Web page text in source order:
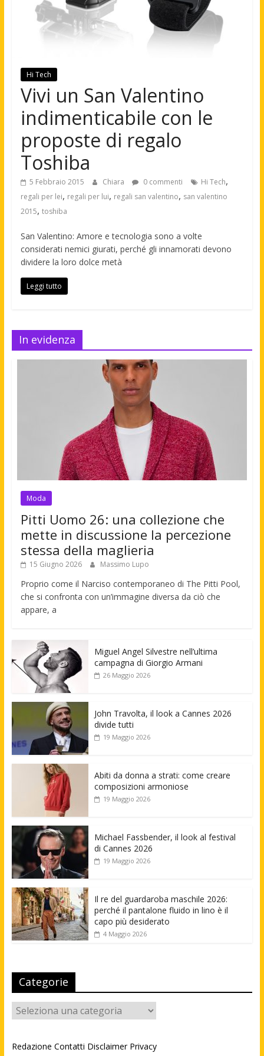
Hi Tech
Vivi un San Valentino
indimenticabile con le
proposte di regalo
Toshiba
5 Febbraio 2015 Chiara 0 commenti Hi Tech,
regali per lei, regali per lui, regali san valentino, san valentino
2015, toshiba
San Valentino: Amore e tecnologia sono a volte
considerati nemici giurati, perché gli innamorati devono
dividere la loro dolce metà
Leggi tutto
In evidenza
Moda
Pitti Uomo 26: una collezione che
mette in discussione la percezione
stessa della maglieria
15 Giugno 2026 Massimo Lupo
Proprio come il Narciso contemporaneo di The Pitti Pool,
che si confronta con un’immagine diversa da ciò che
appare, a
Miguel Angel Silvestre nell’ultima
campagna di Giorgio Armani
26 Maggio 2026
John Travolta, il look a Cannes 2026
divide tutti
19 Maggio 2026
Abiti da donna a strati: come creare
composizioni armoniose
19 Maggio 2026
Michael Fassbender, il look al festival
di Cannes 2026
19 Maggio 2026
Il re del guardaroba maschile 2026:
perché il pantalone fluido in lino è il
capo più desiderato
4 Maggio 2026
Categorie
Categorie
Redazione Contatti Disclaimer Privacy